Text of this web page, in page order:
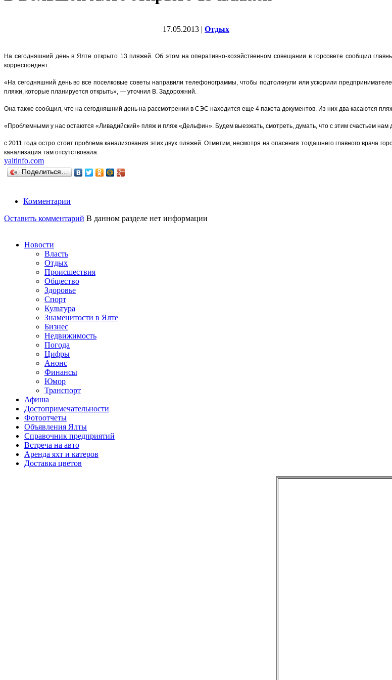
17.05.2013 | Отдых
На сегодняшний день в Ялте открыто 13 пляжей. Об этом на оперативно-хозяйственном совещании в горсовете сообщил
корреспондент.
«На сегодняшний день во все поселковые советы направили телефонограммы, чтобы подтолкнули или ускорили
пляжи, которые планируется открыть», — уточнил В. Задорожний.
Она также сообщил, что на сегодняшний день на рассмотрении в СЭС находится еще 4 пакета документов. Из них два касаются
«Проблемными у нас остаются «Ливадийский» пляж и пляж «Дельфин». Будем выезжать, смотреть, думать, что с этим счастьем
с 2011 года остро стоит проблема канализования этих двух пляжей. Отметим, несмотря на опасения тогдашнего главного врача
канализация там отсутствовала.
yaltinfo.com
Поделиться…
Комментарии
Оставить комментарий В данном разделе нет информации
Новости
Власть
Отдых
Происшествия
Общество
Здоровье
Спорт
Культура
Знаменитости в Ялте
Бизнес
Недвижимость
Погода
Цифры
Анонс
Финансы
Юмор
Транспорт
Афиша
Достопримечательности
Фотоотчеты
Объявления Ялты
Справочник предприятий
Встреча на авто
Аренда яхт и катеров
Доставка цветов